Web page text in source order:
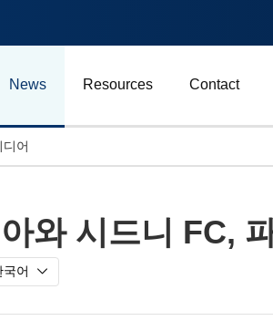
News Resources Contact
디어
와 시드니 FC,
국어